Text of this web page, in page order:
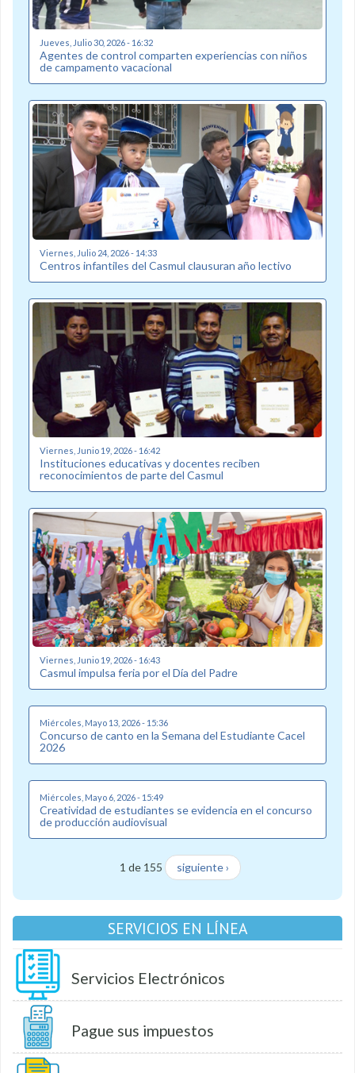
Jueves, Julio 30, 2026 - 16:32
Agentes de control comparten experiencias con niños
de campamento vacacional
Viernes, Julio 24, 2026 - 14:33
Centros infantiles del Casmul clausuran año lectivo
Viernes, Junio 19, 2026 - 16:42
Instituciones educativas y docentes reciben
reconocimientos de parte del Casmul
Viernes, Junio 19, 2026 - 16:43
Casmul impulsa feria por el Día del Padre
Miércoles, Mayo 13, 2026 - 15:36
Concurso de canto en la Semana del Estudiante Cacel
2026
Miércoles, Mayo 6, 2026 - 15:49
Creatividad de estudiantes se evidencia en el concurso
de producción audiovisual
1 de 155 siguiente ›
SERVICIOS EN LÍNEA
Servicios Electrónicos
Pague sus impuestos